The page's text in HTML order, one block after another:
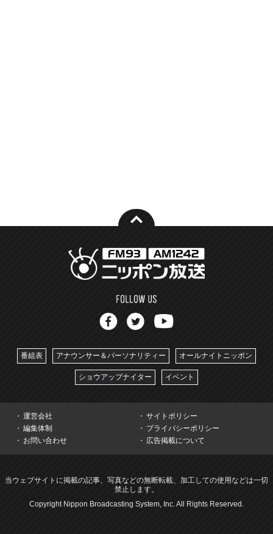
番組表 アナウンサー＆パーソナリティー オールナイトニッポン
ショウアップナイター イベント
運営会社
サイトポリシー
編集体制
プライバシーポリシー
お問い合わせ
広告掲載について
当ウェブサイトに掲載の記事、写真などの無断転載、加工しての使用などは一切
禁止します。
Copyright Nippon Broadcasting System, Inc. All Rights Reserved.